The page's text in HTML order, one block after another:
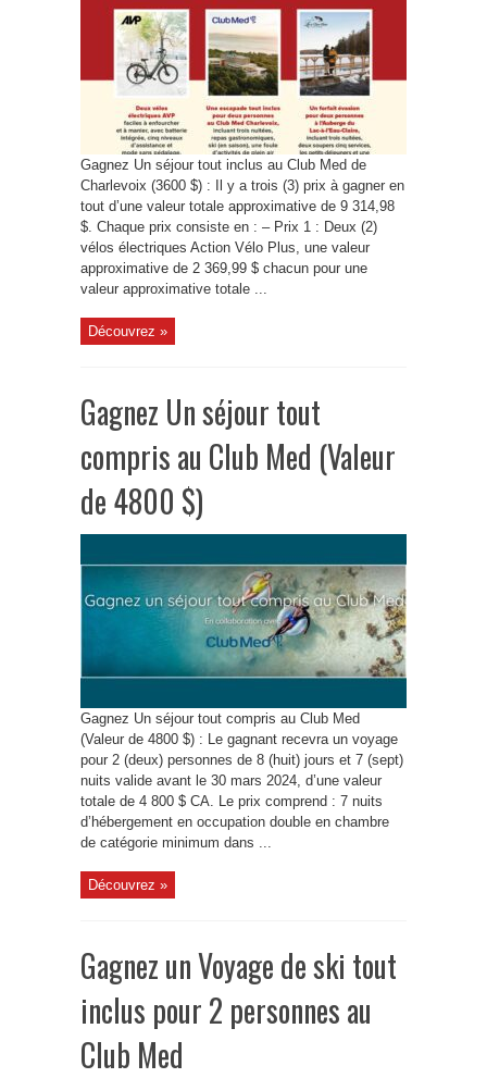
Gagnez Un séjour tout inclus au Club Med de
Charlevoix (3600 $) : Il y a trois (3) prix à gagner en
tout d’une valeur totale approximative de 9 314,98
$. Chaque prix consiste en : – Prix 1 : Deux (2)
vélos électriques Action Vélo Plus, une valeur
approximative de 2 369,99 $ chacun pour une
valeur approximative totale ...
Découvrez »
Gagnez Un séjour tout
compris au Club Med (Valeur
de 4800 $)
Gagnez Un séjour tout compris au Club Med
(Valeur de 4800 $) : Le gagnant recevra un voyage
pour 2 (deux) personnes de 8 (huit) jours et 7 (sept)
nuits valide avant le 30 mars 2024, d’une valeur
totale de 4 800 $ CA. Le prix comprend : 7 nuits
d’hébergement en occupation double en chambre
de catégorie minimum dans ...
Découvrez »
Gagnez un Voyage de ski tout
inclus pour 2 personnes au
Club Med